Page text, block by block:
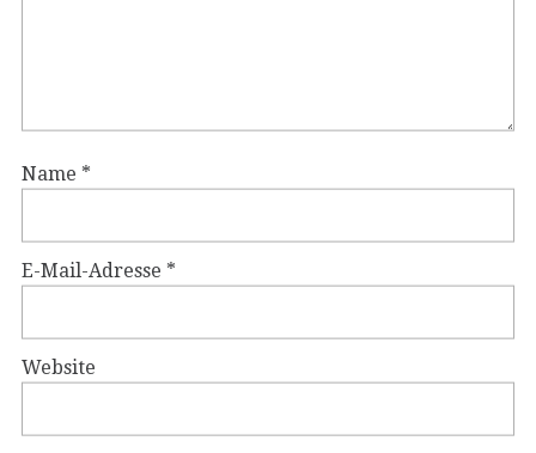
Name *
E-Mail-Adresse *
Website